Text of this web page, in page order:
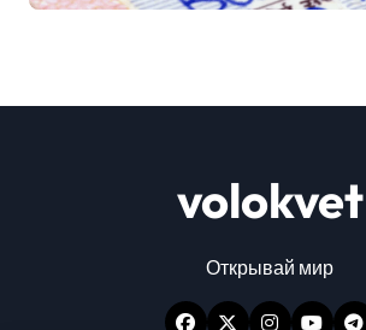
volokvet
Открывай мир